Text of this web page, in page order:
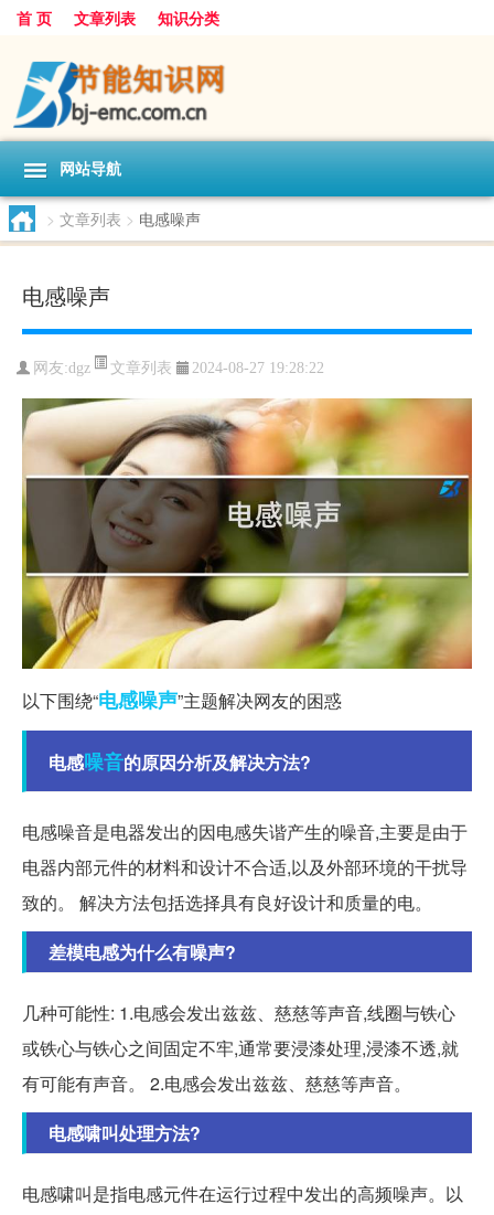
首 页 文章列表 知识分类
网站导航
> 文章列表 > 电感噪声
电感噪声
网友:dgz 文章列表 2024-08-27 19:28:22
以下围绕“电感噪声”主题解决网友的困惑
电感噪音的原因分析及解决方法?
电感噪音是电器发出的因电感失谐产生的噪音,主要是由于
电器内部元件的材料和设计不合适,以及外部环境的干扰导
致的。 解决方法包括选择具有良好设计和质量的电。
差模电感为什么有噪声?
几种可能性: 1.电感会发出兹兹、慈慈等声音,线圈与铁心
或铁心与铁心之间固定不牢,通常要浸漆处理,浸漆不透,就
有可能有声音。 2.电感会发出兹兹、慈慈等声音。
电感啸叫处理方法?
电感啸叫是指电感元件在运行过程中发出的高频噪声。以